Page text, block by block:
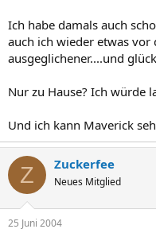
Ich habe damals auch
auch ich wieder etwas vor
ausgeglichener....und
Nur zu Hause? Ich würde
Und ich kann Maverick
Z Zuckerfee
Neues Mitglied
25 Juni 2004